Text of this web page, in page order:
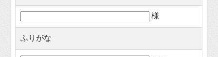
様
ふりがな